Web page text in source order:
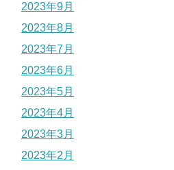
2023年9月
2023年8月
2023年7月
2023年6月
2023年5月
2023年4月
2023年3月
2023年2月